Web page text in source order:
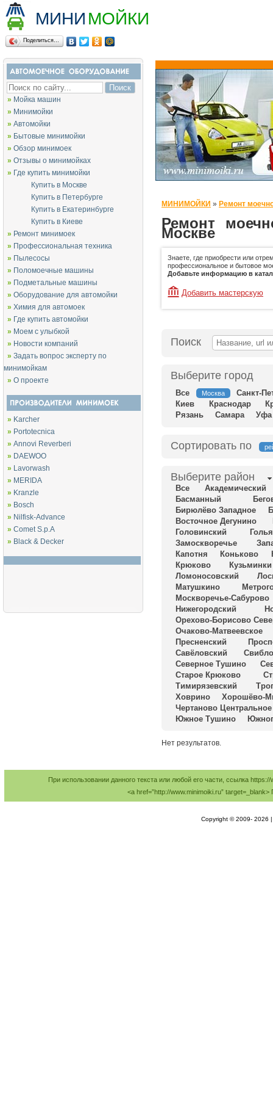
МИНИ МОЙКИ
Поделиться…
» Мойка машин
» Минимойки
» Автомойки
» Бытовые минимойки
» Обзор минимоек
» Отзывы о минимойках
» Где купить минимойки
Купить в Москве
Купить в Петербурге
Купить в Екатеринбурге
Купить в Киеве
» Ремонт минимоек
» Профессиональная техника
» Пылесосы
» Поломоечные машины
» Подметальные машины
» Оборудование для автомойки
» Химия для автомоек
» Где купить автомойки
» Моем с улыбкой
» Новости компаний
» Задать вопрос эксперту по
минимойкам
» О проекте
» Karcher
» Portotecnica
» Annovi Reverberi
» DAEWOO
» Lavorwash
» MERIDA
» Kranzle
» Bosch
» Nilfisk-Advance
» Comet S.p.A
» Black & Decker
МИНИМОЙКИ » Ремонт
Ремонт
Москве
Знаете, где приобрести или
профессиональное и бытовое
Добавьте информацию в
Добавить мастерскую
Поиск
Выберите город
Все Москва
Санкт-
Киев
Краснодар
Рязань
Самара Уфа
Сортировать по
Выберите район
Все
Академический
Басманный
Бирюлёво Западное
Восточное Дегунино
Головинский
Замоскворечье
Капотня
Коньково
Крюково
Кузьминки
Ломоносовский
Матушкино
Москворечье-Сабурово
Нижегородский
Орехово-Борисово
Очаково-Матвеевское
Пресненский
Савёловский
Северное Тушино
Старое Крюково
Тимирязевский
Ховрино
Хорошёво-
Чертаново Центральное
Южное Тушино
Нет результатов.
При использовании данного текста или любой его части, ссылка
<a href=”http://www.minimoiki.ru”
Copyright © 2009- 2026